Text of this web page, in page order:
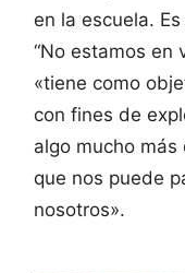
en la escuela.
“No estamos en
«tiene como
con fines de
algo mucho
que nos puede
nosotros».